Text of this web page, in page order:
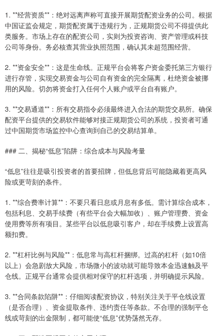
1. **经营资质**：绝对远离声称可直接开展期货配资业务的公司。根据
中国证监会规定，期货配资属于违规行为，正规期货公司不得提供此
类服务。市场上存在的配资公司，实则为投资咨询、资产管理或科技
公司等身份。务必核查其营业执照范围，确认其未超范围经营。
2. **资金安全**：这是生命线。正规平台会将客户资金委托第三方银行
进行存管，实现交易资金与公司自有资金的完全隔离，杜绝资金被挪
用的风险。切勿将资金打入任何个人账户或平台自有账户。
3. **交易通道**：所有交易指令必须最终进入合法的期货交易所。确保
配资平台提供的交易软件能够对接正规期货公司的系统，投资者可通
过中国期货市场监控中心查询到自己的交易结算单。
### 二、揭秘“低息”陷阱：综合成本与风险考量
“低息”往往是吸引投资者的首要招牌，但低息背后可能隐藏着更高风
险或更苛刻的条件。
1. **综合费率计算**：不要只看日息或月息有多低。需计算综合成本，
包括利息、交易手续费（有些平台会大幅加收）、账户管理费、资金
使用费等所有项目。某些平台以低息吸引客户，却在手续费上设置高
额扣费。
2. **杠杆比例与风险**：低息常与高杠杆捆绑。过高的杠杆（如10倍
以上）会急剧放大风险，市场微小的波动就可能导致本金迅速触及平
仓线。正规平台通常会提供相对保守的杠杆选项，并明确提示风险。
3. **合同条款陷阱**：仔细阅读配资协议，特别关注关于平仓线设置
（是否合理）、资金提取条件、违约责任等条款。不合理的强制平仓
线或苛刻的出金限制，都可能使“低息”优势荡然无存。